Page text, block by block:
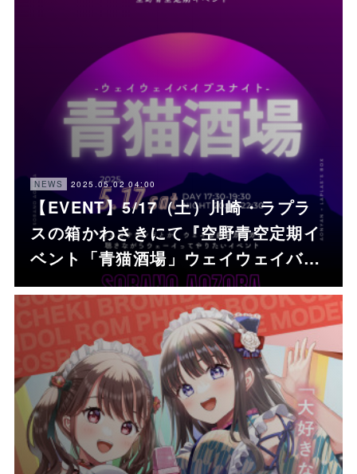
NEWS 2025.05.02 04:00
【EVENT】5/17（土）川崎・ラプラ
スの箱かわさきにて『空野青空定期イ
ベント「青猫酒場」ウェイウェイバ…